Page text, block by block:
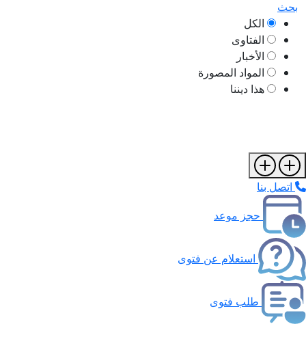
بحث
الكل
الفتاوى
الأخبار
المواد المصورة
هذا ديننا
اتصل بنا
حجز موعد
استعلام عن فتوى
طلب فتوى